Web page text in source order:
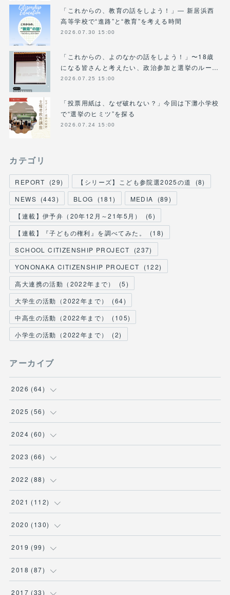
「これからの、教育の話をしよう！」― 新居浜西
高等学校で“進路”と“教育”を考える時間
2026.07.30 15:00
「これからの、よのなかの話をしよう！」〜18歳
になる皆さんと考えたい、政治参加と選挙のルー…
2026.07.25 15:00
「投票用紙は、なぜ破れない？」今回は下灘小学校
で“選挙のヒミツ”を探る
2026.07.24 15:00
カテゴリ
REPORT (29) 【シリーズ】こども参院選2025の道 (8)
NEWS (443) BLOG (181) MEDIA (89)
【連載】伊予弁（20年12月～21年5月）
(6)
【連載】『子どもの権利』を調べてみた。
(18)
SCHOOL CITIZENSHIP PROJECT
(237)
YONONAKA CITIZENSHIP PROJECT
(122)
高大連携の活動（2022年まで）
(5)
大学生の活動（2022年まで）
(64)
中高生の活動（2022年まで）
(105)
小学生の活動（2022年まで）
(2)
アーカイブ
2026 (64)
(2)
(6)
(9)
( 11
2025 (56)
(1)
(2)
(1)
( 5 )
2024 (60)
(12
(13
( 12)
( 4 )
2023 (66)
(1)
( 5 )
(2)
( 4 )
2022 (88)
( 12)
(6)
(3)
(1)
2021 (112)
(7)
(4)
(15
( 1 )
2020 (130)
(23
(25
(7)
2019 (99)
(6)
(11
2018 (87)
(9)
2017 (33)